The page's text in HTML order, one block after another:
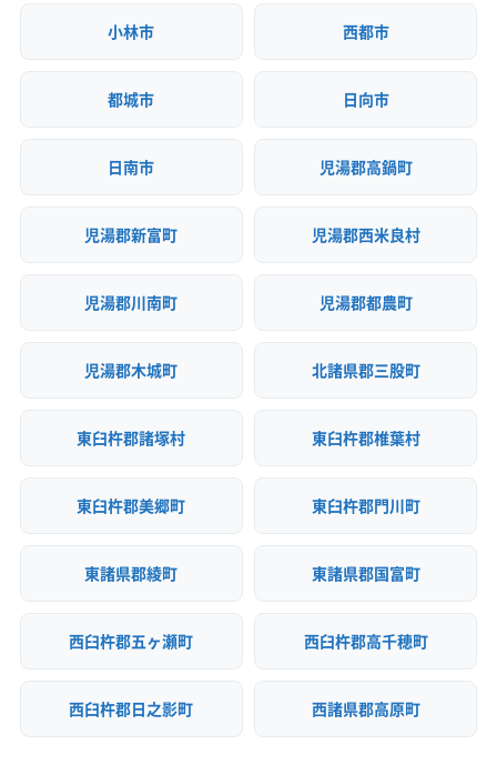
小林市 西都市
都城市 日向市
日南市 児湯郡高鍋町
児湯郡新富町 児湯郡西米良村
児湯郡川南町 児湯郡都農町
児湯郡木城町 北諸県郡三股町
東臼杵郡諸塚村 東臼杵郡椎葉村
東臼杵郡美郷町 東臼杵郡門川町
東諸県郡綾町 東諸県郡国富町
西臼杵郡五ヶ瀬町 西臼杵郡高千穂町
西臼杵郡日之影町 西諸県郡高原町